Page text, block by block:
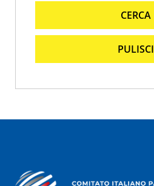
CERCA
PULISCI